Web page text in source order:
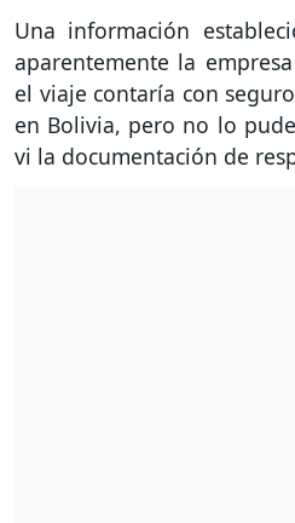
Una información
aparentemente la
el viaje contaría con
en Bolivia, pero no lo
vi la documentación de